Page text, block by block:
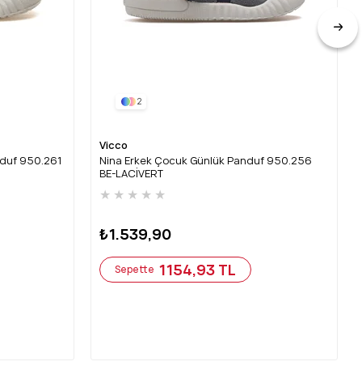
950.261
2
Vicco
Nina Erkek Çocuk Günlük Panduf 950.256
BE-LACİVERT
★ ★ ★ ★ ★
₺1.539,90
Sepette 1154,93 TL